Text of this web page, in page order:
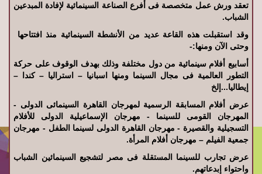
تعقد ورش عمل متخصصة فى أفرع الصناعة السينمائية لإفادة المبدعين
الشباب.
وقد استقبلت هذه القاعة عديد من الأنشطة السينمائية منذ افتتاحها
وحتى الآن ومنها:-
أسابيع أفلام سينمائية من دول مختلفة وذلك بهدف الوقوف على حركة
التطور العالمية فى مجال السينما ومنها اسبانيا – استراليا – كندا –
إيطاليا...إلخ
عرض أفلام المسابقة الرسمية لمهرجان القاهرة السينمائى الدولى -
المهرجان القومى للسينما - مهرجان الإسماعيلية الدولى للأفلام
التسجيلية والقصيرة - مهرجان القاهرة الدولى لسينما الطفل - مهرجان
جمعية الفيلم – مهرجان أفلام المرأة.
عرض تجارب للسينما المستقلة فى مصر لتشجيع السينمائين الشباب
واحتواء إبدعاتهم.